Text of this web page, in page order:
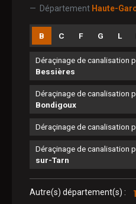
Département Haute-
B C F G L
Déraçinage de canalisation
Bessières
Déraçinage de canalisation
Bondigoux
Déraçinage de canalisation
Déraçinage de canalisation
sur-Tarn
Autre(s) département(s) :